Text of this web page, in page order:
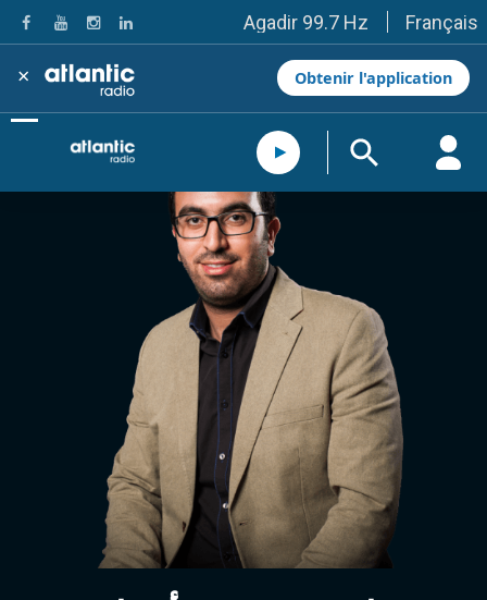
Agadir 99.7 Hz
Tanger 103.3 Hz
Tétouan 87.8 Hz
Fès 98.8 Hz
Meknès 97.2 Hz
El Jadida 97.3
Settat 104,6
Essaouira 96.6
Taounate 95.6
Tiznit 103.1
SkhourRhamna 92.2
Taroudant 104.9
Guelmim 91.9
Tan-Tan 95.2
Tafraout 104.9
Casablanca 92.5 Hz
Rabat, Salé 106.9 Hz
Marrakech 90.5 Hz
Agadir 99.7 Hz
Tanger 103.3 Hz
Tétouan 87.8 Hz
Fès 98.8 Hz
Français
× Obtenir l'application